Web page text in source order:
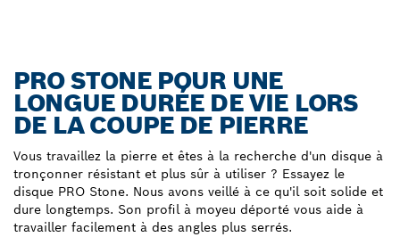
PRO STONE POUR UNE
LONGUE DURÉE DE VIE LORS
DE LA COUPE DE PIERRE
Vous travaillez la pierre et êtes à la recherche d'un disque à
tronçonner résistant et plus sûr à utiliser ? Essayez le
disque PRO Stone. Nous avons veillé à ce qu'il soit solide et
dure longtemps. Son profil à moyeu déporté vous aide à
travailler facilement à des angles plus serrés.